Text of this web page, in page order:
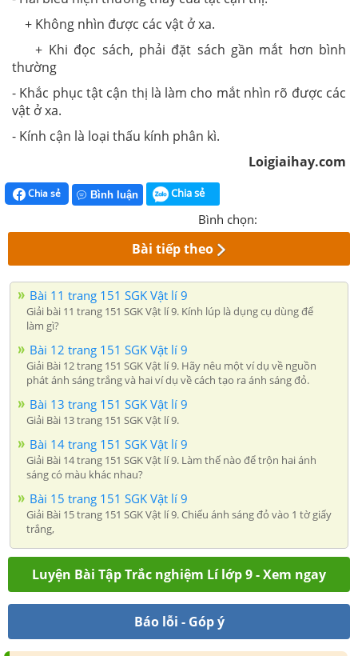
+ Không nhìn được các vật ở xa.
+ Khi đọc sách, phải đặt sách gần mắt hơn bình
thường
- Khắc phục tật cận thị là làm cho mắt nhìn rõ được các
vật ở xa.
- Kính cận là loại thấu kính phân kì.
Loigiaihay.com
Chia sẻ Bình luận Chia sẻ
Bình chọn:
Bài tiếp theo
Bài 11 trang 151 SGK Vật lí 9
Giải bài 11 trang 151 SGK Vật lí 9. Kính lúp là dụng cụ dùng để
làm gì?
Bài 12 trang 151 SGK Vật lí 9
Giải Bài 12 trang 151 SGK Vật lí 9. Hãy nêu một ví dụ về nguồn
phát ánh sáng trắng và hai ví dụ về cách tạo ra ánh sáng đỏ.
Bài 13 trang 151 SGK Vật lí 9
Giải Bài 13 trang 151 SGK Vật lí 9.
Bài 14 trang 151 SGK Vật lí 9
Giải Bài 14 trang 151 SGK Vật lí 9. Làm thế nào để trộn hai ánh
sáng có màu khác nhau?
Bài 15 trang 151 SGK Vật lí 9
Giải Bài 15 trang 151 SGK Vật lí 9. Chiếu ánh sáng đỏ vào 1 tờ giấy
trắng,
Luyện Bài Tập Trắc nghiệm Lí lớp 9 - Xem ngay
Báo lỗi - Góp ý